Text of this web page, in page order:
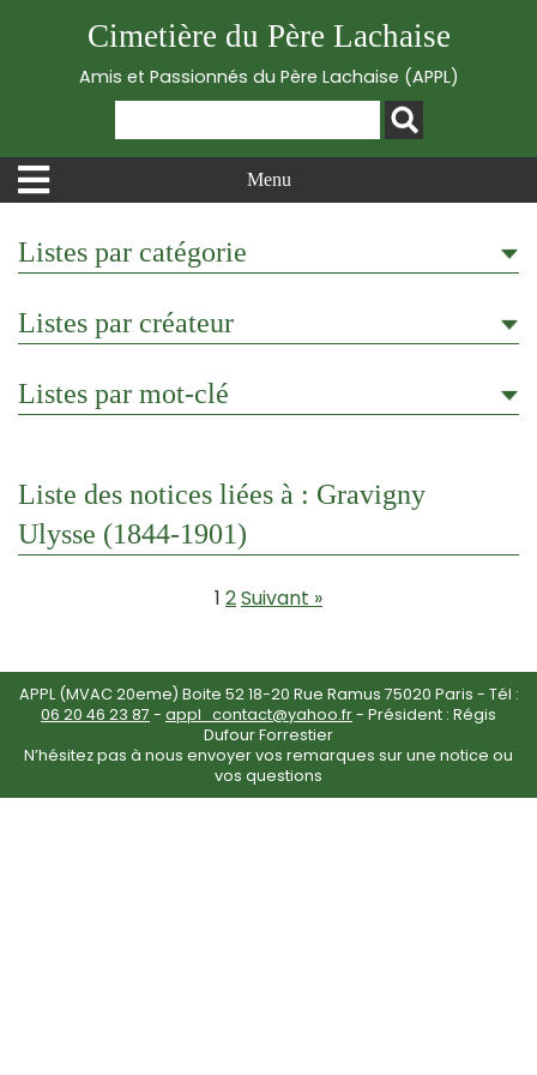
Cimetière du Père Lachaise
Amis et Passionnés du Père Lachaise (APPL)
Menu
Listes par catégorie
Listes par créateur
Listes par mot-clé
Liste des notices liées à : Gravigny
Ulysse (1844-1901)
1 2Suivant »
APPL (MVAC 20eme) Boite 52 18-20 Rue Ramus 75020 Paris - Tél :
06 20 46 23 87 - appl_contact@yahoo.fr- Président : Régis
Dufour Forrestier
N’hésitez pas à nous envoyer vos remarques sur une notice ou
vos questions